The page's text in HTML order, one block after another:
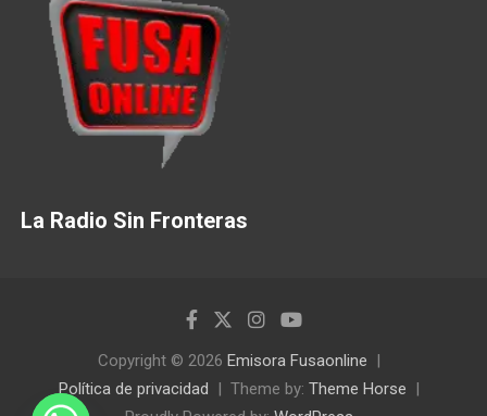
La Radio Sin Fronteras
Copyright © 2026 Emisora Fusaonline
Política de privacidad
Theme by: Theme Horse